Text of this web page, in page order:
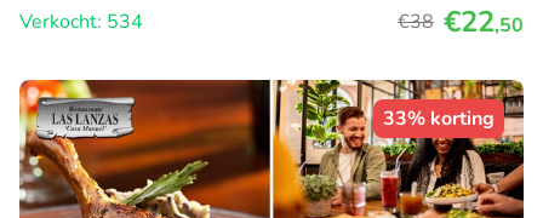
Verkocht: 534 €38 €22,50
33% korting